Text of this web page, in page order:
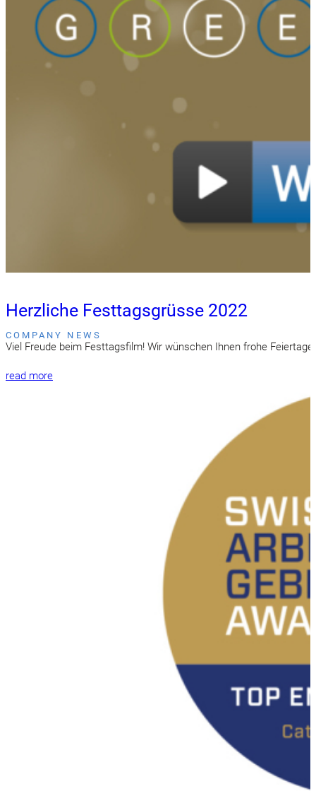
Herzliche Festtagsgrüsse 2022
COMPANY NEWS
Viel Freude beim Festtagsfilm! Wir wünschen Ihnen frohe
read more